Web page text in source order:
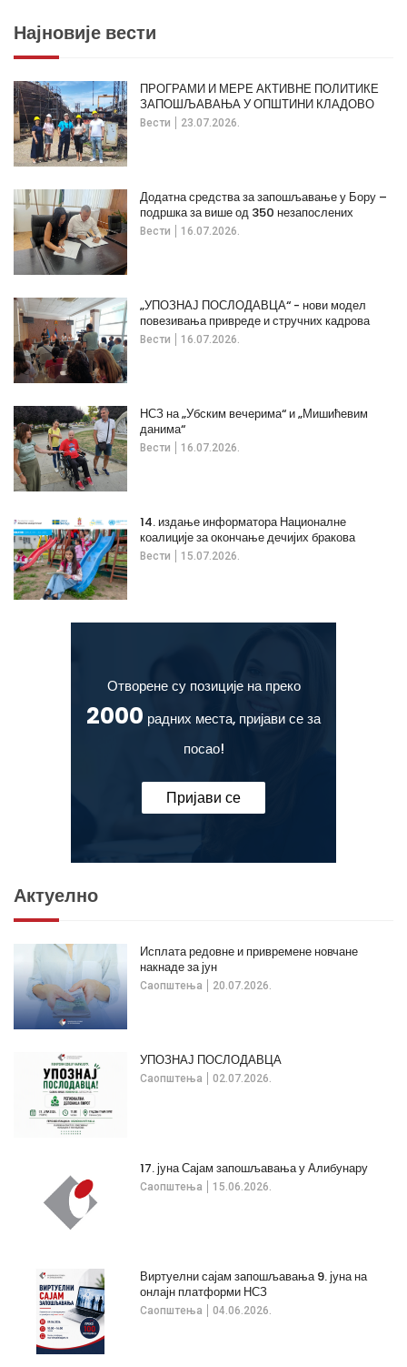
Најновије вести
Вести 23.07.2026.
ПРОГРАМИ И МЕРЕ АКТИВНЕ ПОЛИТИКЕ
ЗАПОШЉАВАЊА У ОПШТИНИ КЛАДОВО
Вести 16.07.2026.
Додатна средства за запошљавање у Бору –
подршка за више од 350 незапослених
Вести 16.07.2026.
„УПОЗНАЈ ПОСЛОДАВЦА“ - нови модел
повезивања привреде и стручних кадрова
Вести 16.07.2026.
НСЗ на „Убским вечерима“ и „Мишићевим
данима“
Вести 15.07.2026.
14. издање информатора Националне
коалиције за окончање дечијих бракова
Отворене су позиције на преко
2000 радних места, пријави се за
посао!
Пријави се
Актуелно
Саопштења 20.07.2026.
Исплата редовне и привремене новчане
накнаде за јун
Саопштења 02.07.2026.
УПОЗНАЈ ПОСЛОДАВЦА
Саопштења 15.06.2026.
17. јуна Сајам запошљавања у Алибунару
Саопштења 04.06.2026.
Виртуелни сајам запошљавања 9. јуна на
онлајн платформи НСЗ